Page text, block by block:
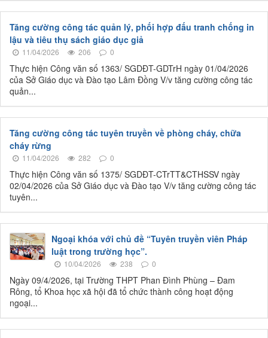
Tăng cường công tác quản lý, phối hợp đấu tranh chống in
lậu và tiêu thụ sách giáo dục giả
11/04/2026 206 0
Thực hiện Công văn số 1363/ SGDĐT-GDTrH ngày 01/04/2026
của Sở Giáo dục và Đào tạo Lâm Đồng V/v tăng cường công tác
quản...
Tăng cường công tác tuyên truyền về phòng cháy, chữa
cháy rừng
11/04/2026 282 0
Thực hiện Công văn số 1375/ SGDĐT-CTrTT&CTHSSV ngày
02/04/2026 của Sở Giáo dục và Đào tạo V/v tăng cường công tác
tuyên...
Ngoại khóa với chủ đề “Tuyên truyền viên Pháp
luật trong trường học”.
10/04/2026 238 0
Ngày 09/4/2026, tại Trường THPT Phan Đình Phùng – Đam
Rông, tổ Khoa học xã hội đã tổ chức thành công hoạt động
ngoại...